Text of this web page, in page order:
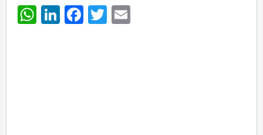
WhatsApp
LinkedIn
Facebook
Twitter